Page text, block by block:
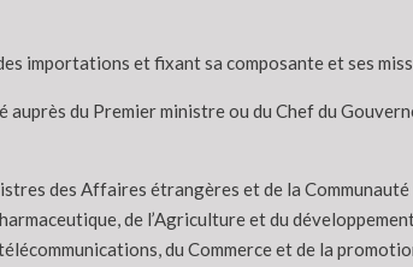
importations et fixant sa composante et ses
du Premier ministre ou du Chef du
des Affaires étrangères et de la
de l’Agriculture et du
du Commerce et de la